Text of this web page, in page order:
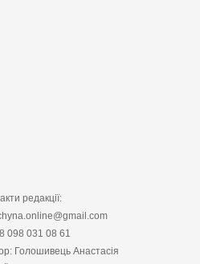
редакції:
098 031 08 61
Голошивець Анастасія